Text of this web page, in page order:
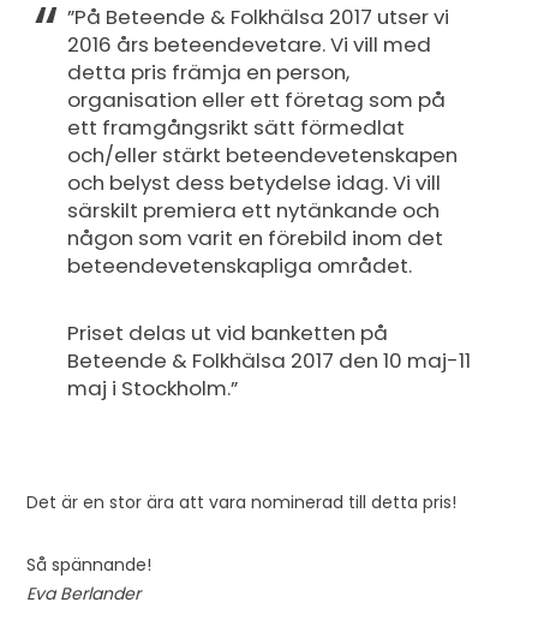
”På Beteende & Folkhälsa 2017 utser vi
2016 års beteendevetare. Vi vill med
detta pris främja en person,
organisation eller ett företag som på
ett framgångsrikt sätt förmedlat
och/eller stärkt beteendevetenskapen
och belyst dess betydelse idag. Vi vill
särskilt premiera ett nytänkande och
någon som varit en förebild inom det
beteendevetenskapliga området.
Priset delas ut vid banketten på
Beteende & Folkhälsa 2017 den 10 maj-11
maj i Stockholm.”
Det är en stor ära att vara nominerad till detta pris!
Så spännande!
Eva Berlander